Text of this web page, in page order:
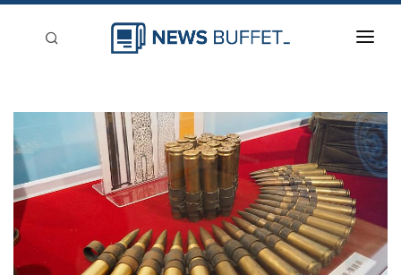
刊登